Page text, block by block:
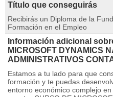
Título que conseguirás
Recibirás un Diploma de la
Formación en el Empleo
Información adicional
MICROSOFT DYNAMICS
ADMINISTRATIVOS
Estamos a tu lado para que
formación y te puedas
entorno económico complejo